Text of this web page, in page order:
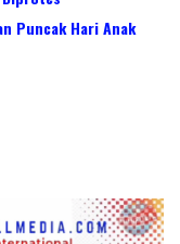
Puncak Hari Anak